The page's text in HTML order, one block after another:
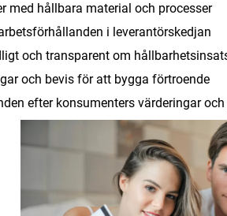
med hållbara material och processer
i leverantörskedjan
och transparent om
och bevis för att bygga förtroende
efter konsumenters värderingar